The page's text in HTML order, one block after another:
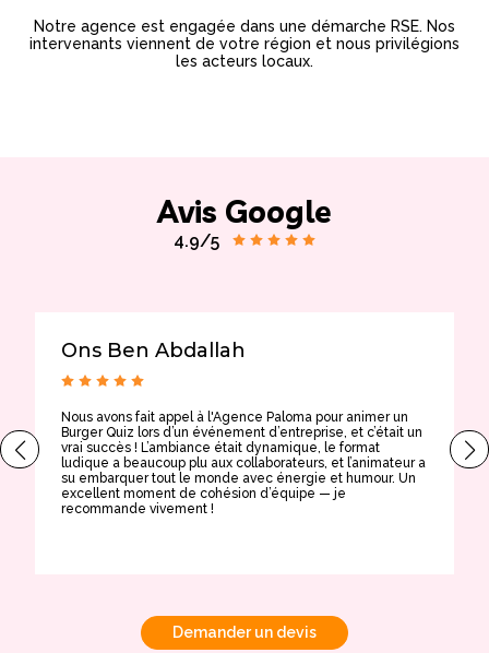
Notre agence est engagée dans une démarche RSE. Nos
intervenants viennent de votre région et nous privilégions
les acteurs locaux.
Avis Google
4.9/5
Ons Ben Abdallah
Nous avons fait appel à l'Agence Paloma pour animer un
Burger Quiz lors d’un événement d’entreprise, et c’était un
vrai succès ! L’ambiance était dynamique, le format
ludique a beaucoup plu aux collaborateurs, et l’animateur a
su embarquer tout le monde avec énergie et humour. Un
excellent moment de cohésion d’équipe — je
recommande vivement !
Demander un devis